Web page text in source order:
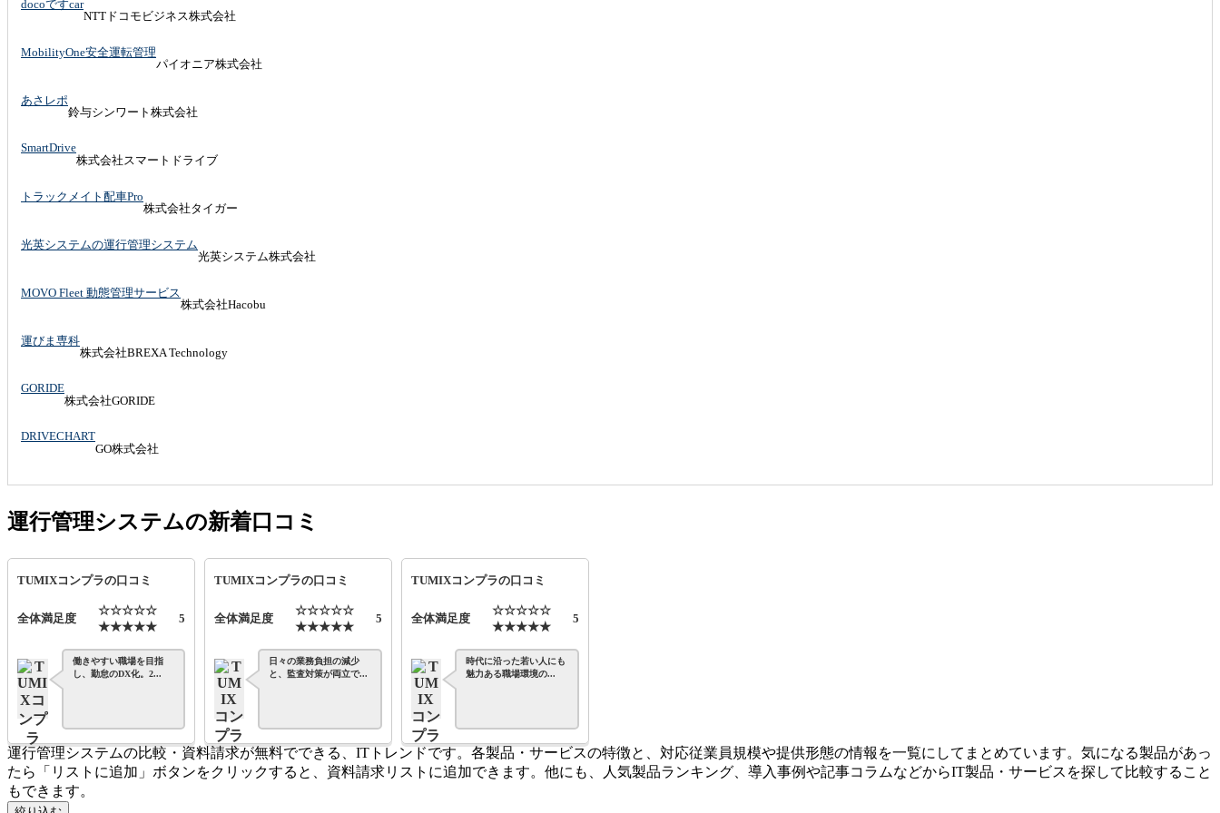
docoですcar
NTTドコモビジネス株式会社
MobilityOne安全運転管理
パイオニア株式会社
あさレポ
鈴与シンワート株式会社
SmartDrive
株式会社スマートドライブ
トラックメイト配車Pro
株式会社タイガー
光英システムの運行管理システム
光英システム株式会社
MOVO Fleet 動態管理サービス
株式会社Hacobu
運びま専科
株式会社BREXA Technology
GORIDE
株式会社GORIDE
DRIVECHART
GO株式会社
運行管理システムの新着口コミ
TUMIXコンプラの口コミ
全体満足度
☆☆☆☆☆
★★★★★
5
働きやすい職場を目指
し、勤怠のDX化。2...
TUMIXコンプラの口コミ
全体満足度
☆☆☆☆☆
★★★★★
5
日々の業務負担の減少
と、監査対策が両立で...
TUMIXコンプラの口コミ
全体満足度
☆☆☆☆☆
★★★★★
5
時代に沿った若い人にも
魅力ある職場環境の...
運行管理システムの比較・資料請求が無料でできる、ITトレンドです。各製品・サービスの特徴と、対応従業員規模や提供形態の情報を一覧にしてまとめています。気になる製品があっ
たら「リストに追加」ボタンをクリックすると、資料請求リストに追加できます。他にも、人気製品ランキング、導入事例や記事コラムなどからIT製品・サービスを探して比較すること
もできます。